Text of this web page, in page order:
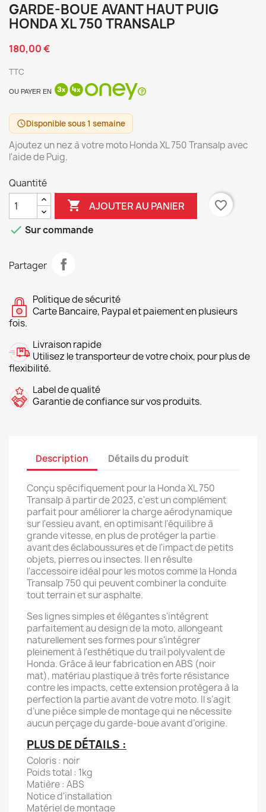
GARDE-BOUE AVANT HAUT PUIG
HONDA XL 750 TRANSALP
180,00 €
TTC
OU PAYER EN
scheduleDisponible sous 1 semaine
Ajoutez un nez à votre moto Honda XL 750 Transalp avec
l'aide de Puig.
Quantité
 AJOUTER AU PANIER
favorite_border
 Sur commande
Partager
Politique de sécurité
Carte Bancaire, Paypal et paiement en plusieurs
fois.
Livraison rapide
Utilisez le transporteur de votre choix, pour plus de
flexibilité.
Label de qualité
Garantie de confiance sur vos produits.
Description Détails du produit
Conçu spécifiquement pour la Honda XL 750
Transalp à partir de 2023, c'est un complément
parfait pour améliorer la charge aérodynamique
sur l'essieu avant, en optimisant l'équilibre à
grande vitesse, en plus de protéger la partie
avant des éclaboussures et de l'impact de petits
objets, pierres ou insectes. Il en résulte
l'accessoire idéal pour les motos comme la Honda
Transalp 750 qui peuvent combiner la conduite
tout terrain et sur asphalte.
Ses lignes simples et élégantes s'intègrent
parfaitement au design de la moto, allongeant
naturellement ses formes pour s'intégrer
pleinement à l'esthétique du trail polyvalent de
Honda. Grâce à leur fabrication en ABS (noir
mat), matériau plastique à très forte résistance
contre les impacts, cette extension protègera à la
perfection la partie avant de votre moto. Il s’agit
d’une pièce simple de montage qui ne nécessite
aucun perçage du garde-boue avant d’origine.
PLUS DE DÉTAILS :
Coloris : noir
Poids total : 1kg
Matière : ABS
Notice d'installation
Matériel de montage